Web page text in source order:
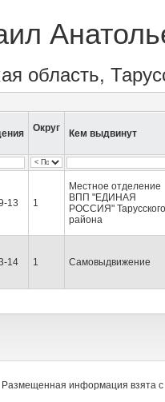
область,
Округ Кем выдвинут
13 1
Местное отделение
ВПП "ЕДИНАЯ
РОССИЯ" Тарусского
района
14 1 Самовыдвижение
Размещенная информация взята